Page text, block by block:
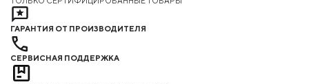
ГАРАНТИЯ ОТ ПРОИЗВОДИТЕЛЯ
СЕРВИСНАЯ ПОДДЕРЖКА